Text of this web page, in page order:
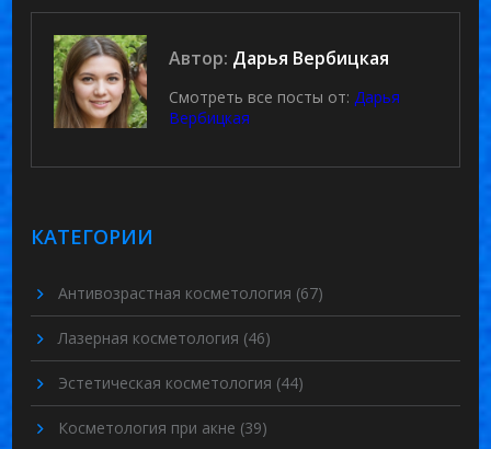
Автор: Дарья Вербицкая
Смотреть все посты от: Дарья
Вербицкая
КАТЕГОРИИ
Антивозрастная косметология (67)
Лазерная косметология (46)
Эстетическая косметология (44)
Косметология при акне (39)